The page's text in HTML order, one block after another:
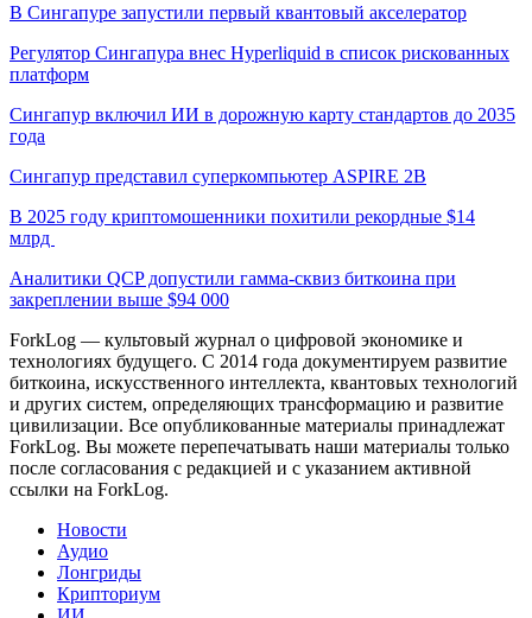
В Сингапуре запустили первый квантовый акселератор
Регулятор Сингапура внес Hyperliquid в список рискованных
платформ
Сингапур включил ИИ в дорожную карту стандартов до 2035
года
Сингапур представил суперкомпьютер ASPIRE 2B
В 2025 году криптомошенники похитили рекордные $14
млрд
Аналитики QCP допустили гамма-сквиз биткоина при
закреплении выше $94 000
ForkLog — культовый журнал о цифровой экономике и
технологиях будущего. С 2014 года документируем развитие
биткоина, искусственного интеллекта, квантовых технологий
и других систем, определяющих трансформацию и развитие
цивилизации. Все опубликованные материалы принадлежат
ForkLog. Вы можете перепечатывать наши материалы только
после согласования с редакцией и с указанием активной
ссылки на ForkLog.
Новости
Аудио
Лонгриды
Крипториум